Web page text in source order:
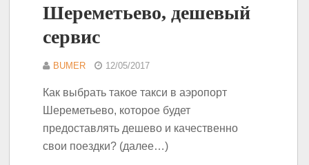
Шереметьево, дешевый
сервис
BUMER 12/05/2017
Как выбрать такое такси в аэропорт
Шереметьево, которое будет
предоставлять дешево и качественно
свои поездки? (далее…)